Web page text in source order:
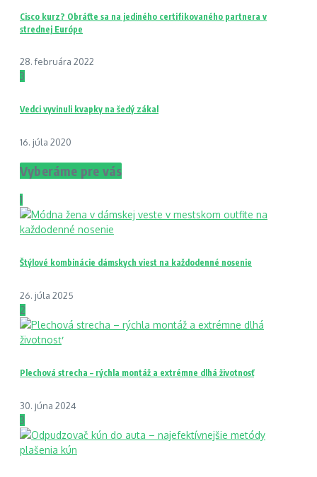
Cisco kurz? Obráťte sa na jediného certifikovaného partnera v
strednej Európe
28. februára 2022
3
Vedci vyvinuli kvapky na šedý zákal
16. júla 2020
Vyberáme pre vás
1
Štýlové kombinácie dámskych viest na každodenné nosenie
26. júla 2025
2
Plechová strecha – rýchla montáž a extrémne dlhá životnosť
30. júna 2024
3